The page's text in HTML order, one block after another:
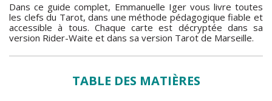
Dans ce guide complet, Emmanuelle Iger vous livre toutes
les clefs du Tarot, dans une méthode pédagogique fiable et
accessible à tous. Chaque carte est décryptée dans sa
version Rider-Waite et dans sa version Tarot de Marseille.
TABLE DES MATIÈRES